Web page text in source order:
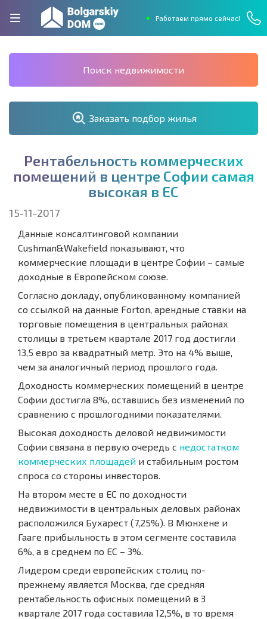
Работаем прямо сейчас!
Поиск недвижимости
Заказать подбор жилья
Рентабельность коммерческих
помещений в центре Софии самая
высокая в ЕС
15-11-2017
Данные консалтинговой компании
Cushman&Wakefield показывают, что
коммерческие площади в центре Софии – самые
доходные в Европейском союзе.
Согласно докладу, опубликованному компанией
со ссылкой на данные Forton, арендные ставки на
торговые помещения в центральных районах
столицы в третьем квартале 2017 год достигли
13,5 евро за квадратный метр. Это на 4% выше,
чем за аналогичный период прошлого года.
Доходность коммерческих помещений в центре
Софии достигла 8%, оставшись без изменений по
сравнению с прошлогодними показателями.
Высокая доходность деловой недвижимости
Софии связана в первую очередь с недостатком
коммерческих площадей и стабильным ростом
спроса со стороны инвесторов.
На втором месте в ЕС по доходности
недвижимости в центральных деловых районах
расположился Бухарест (7,25%). В Мюнхене и
Гааге прибыльность в этом сегменте составила
6%, а в среднем по ЕС – 3%.
Лидером среди европейских столиц по-
прежнему является Москва, где средняя
рентабельность офисных помещений в 3
квартале 2017 года составила 12,5%, в то время